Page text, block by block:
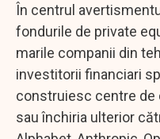
În centrul
fondurile de private
marile companii din
investitorii financiari
construiesc centre de
sau închiria ulterior